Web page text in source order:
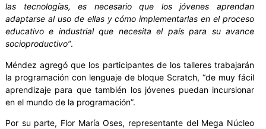
las tecnologías, es necesario que los jóvenes aprendan
adaptarse al uso de ellas y cómo implementarlas en el proceso
educativo e industrial que necesita el país para su avance
socioproductivo”.
Méndez agregó que los participantes de los talleres trabajarán
la programación con lenguaje de bloque Scratch, “de muy fácil
aprendizaje para que también los jóvenes puedan incursionar
en el mundo de la programación”.
Por su parte, Flor María Oses, representante del Mega Núcleo